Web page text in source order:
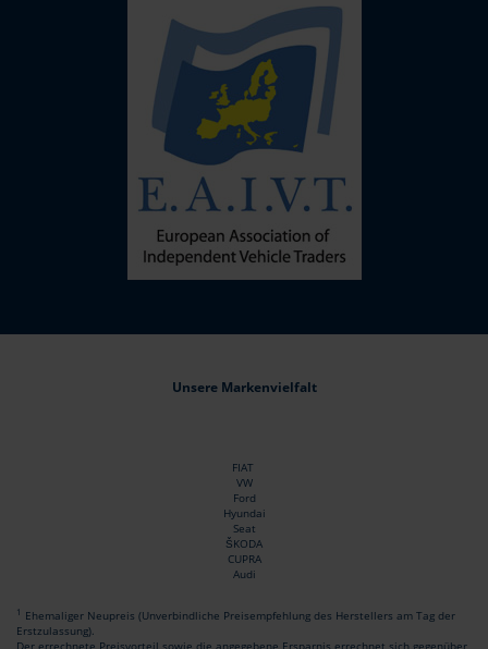
Unsere Markenvielfalt
FIAT
VW
Ford
Hyundai
Seat
ŠKODA
CUPRA
Audi
1 Ehemaliger Neupreis (Unverbindliche Preisempfehlung des Herstellers am Tag der
Erstzulassung).
Der errechnete Preisvorteil sowie die angegebene Ersparnis errechnet sich gegenüber